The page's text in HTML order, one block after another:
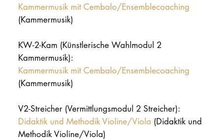
Kammermusik mit Cembalo/Ensemblecoaching
(Kammermusik)
KW-2-Kam (Künstlerische Wahlmodul 2
Kammermusik):
Kammermusik mit Cembalo/Ensemblecoaching
(Kammermusik)
V2-Streicher (Vermittlungsmodul 2 Streicher):
Didaktik und Methodik Violine/Viola (Didaktik und
Methodik Violine/Viola)